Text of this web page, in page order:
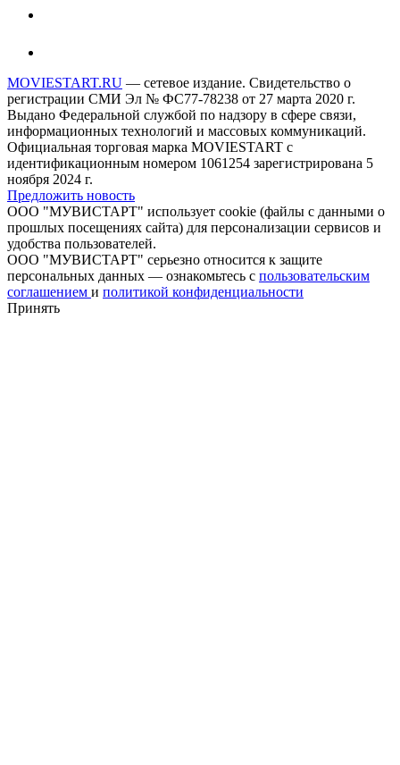
MOVIESTART.RU — сетевое издание. Свидетельство о
регистрации СМИ Эл № ФС77-78238 от 27 марта 2020 г.
Выдано Федеральной службой по надзору в сфере связи,
информационных технологий и массовых коммуникаций.
Официальная торговая марка MOVIESTART с
идентификационным номером 1061254 зарегистрирована 5
ноября 2024 г.
Предложить новость
ООО "МУВИСТАРТ" использует cookie (файлы с данными о
прошлых посещениях сайта) для персонализации сервисов и
удобства пользователей.
ООО "МУВИСТАРТ" серьезно относится к защите
персональных данных — ознакомьтесь с пользовательским
соглашением и политикой конфиденциальности
Принять